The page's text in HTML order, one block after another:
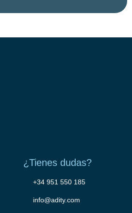
¿Tienes dudas?
+34 951 550 185
info@adity.com